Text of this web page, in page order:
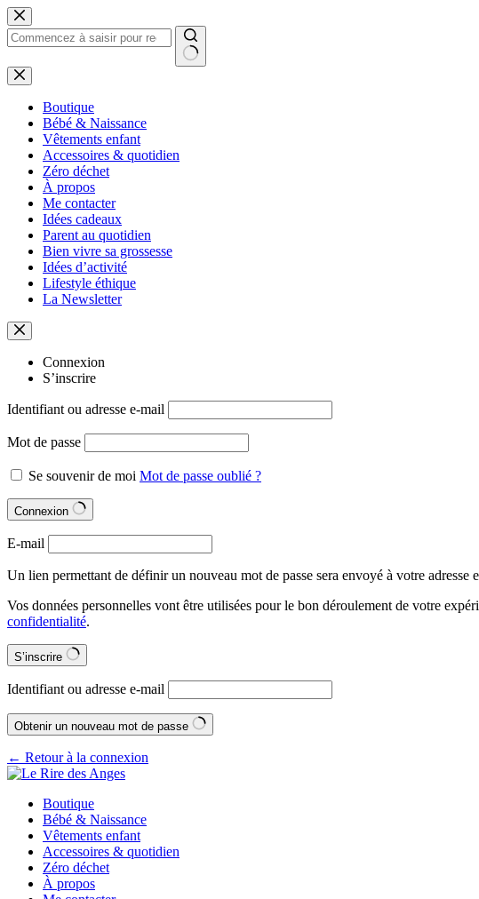
Passer
au
contenu
Aucun
résultat
Boutique
Bébé & Naissance
Vêtements enfant
Accessoires & quotidien
Zéro déchet
À propos
Me contacter
Idées cadeaux
Parent au quotidien
Bien vivre sa grossesse
Idées d’activité
Lifestyle éthique
La Newsletter
Connexion
S’inscrire
Identifiant ou adresse e-mail
Mot de passe
Se souvenir de moi Mot de passe oublié ?
Connexion
E-mail
Un lien permettant de définir un nouveau mot de passe sera envoyé à votre adresse
Vos données personnelles vont être utilisées pour le bon déroulement de votre
confidentialité.
S’inscrire
Identifiant ou adresse e-mail
Obtenir un nouveau mot de passe
← Retour à la connexion
Boutique
Bébé & Naissance
Vêtements enfant
Accessoires & quotidien
Zéro déchet
À propos